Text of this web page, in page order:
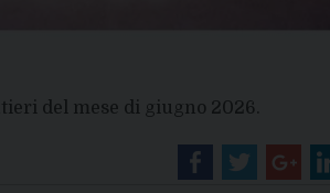
del mese di giugno 2026.